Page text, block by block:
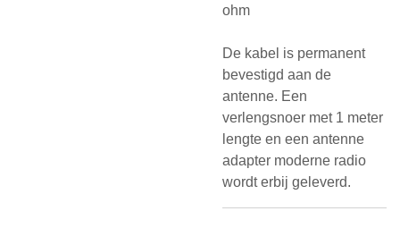
ohm
De kabel is permanent
bevestigd aan de
antenne. Een
verlengsnoer met 1 meter
lengte en een antenne
adapter moderne radio
wordt erbij geleverd.